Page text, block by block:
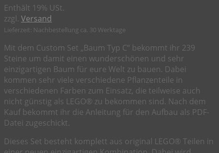
Enthält 19% USt.
zzgl. Versand
Lieferzeit: Nachbestellung ca. 30 Werktage
Mit dem Custom Set „Baum Typ C“ bekommt ihr 239
Steine um damit einen wunderschönen und sehr
einzigartigen Baum für eure Welt zu bauen. Dabei
kommen sehr viele verschiedene Pflanzenteile in
verschiedenen Farben zum Einsatz, die teilweise auch
nicht günstig als LEGO® zu bekommen sind. Nach dem
Kauf bekommt ihr die Anleitung für den Aufbau als PDF-
Datei zugeschickt.
Dieses Set besteht komplett aus original LEGO® Teilen in